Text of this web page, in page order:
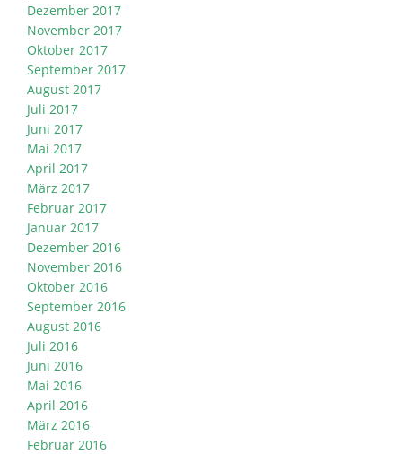
Dezember 2017
November 2017
Oktober 2017
September 2017
August 2017
Juli 2017
Juni 2017
Mai 2017
April 2017
März 2017
Februar 2017
Januar 2017
Dezember 2016
November 2016
Oktober 2016
September 2016
August 2016
Juli 2016
Juni 2016
Mai 2016
April 2016
März 2016
Februar 2016